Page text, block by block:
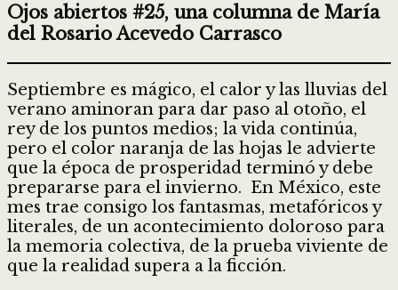
Ojos abiertos #25, una columna de María
del Rosario Acevedo Carrasco
Septiembre es mágico, el calor y las lluvias del
verano aminoran para dar paso al otoño, el
rey de los puntos medios; la vida continúa,
pero el color naranja de las hojas le advierte
que la época de prosperidad terminó y debe
prepararse para el invierno. En México, este
mes trae consigo los fantasmas, metafóricos y
literales, de un acontecimiento doloroso para
la memoria colectiva, de la prueba viviente de
que la realidad supera a la ficción.